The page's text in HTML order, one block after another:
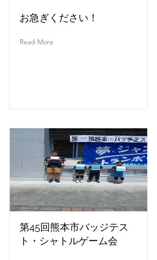
お急ぎください！
Read More
第45回熊本市バッジテス
ト・シャトルゲーム会